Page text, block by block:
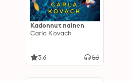
Kadonnut nainen
Carla Kovach
3.6